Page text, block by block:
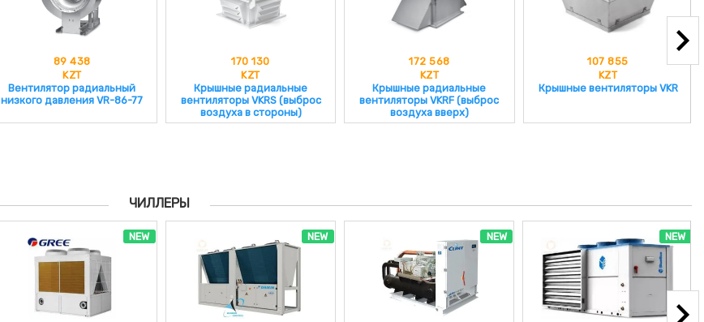
89 438
KZT
Вентилятор радиальный
низкого давления VR-86-77
170 130
KZT
Крышные радиальные
вентиляторы VKRS (выброс
воздуха в стороны)
172 568
KZT
Крышные радиальные
вентиляторы VKRF (выброс
воздуха вверх)
107 855
KZT
Крышные вентиляторы VKR
ЧИЛЛЕРЫ
NEW NEW NEW NEW